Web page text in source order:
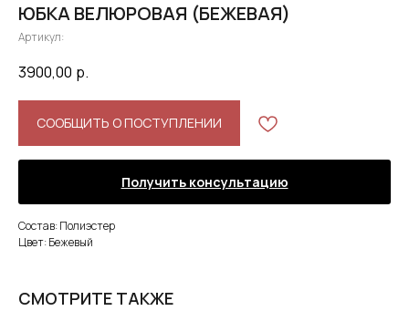
ЮБКА ВЕЛЮРОВАЯ (БЕЖЕВАЯ)
Артикул:
3900,00 р.
СООБЩИТЬ О ПОСТУПЛЕНИИ
Получить консультацию
Состав: Полиэстер
Цвет: Бежевый
СМОТРИТЕ ТАКЖЕ